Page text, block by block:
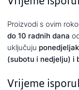
Proizvodi s ovim
do 10 radnih dana
uključuju
(subotu i nedjelju) i
Vrijeme